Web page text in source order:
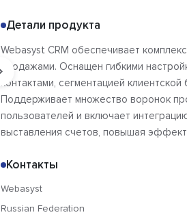
Детали продукта
Webasyst CRM обеспечивает
продажами. Оснащен гибкими
контактами, сегментацией
Поддерживает множество воронок
пользователей и включает
выставления счетов, повышая
Контакты
Webasyst
Russian Federation